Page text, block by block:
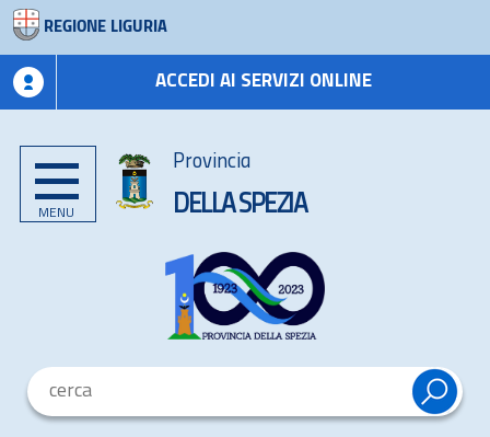
REGIONE LIGURIA
ACCEDI AI SERVIZI ONLINE
MENU
Provincia
DELLA SPEZIA